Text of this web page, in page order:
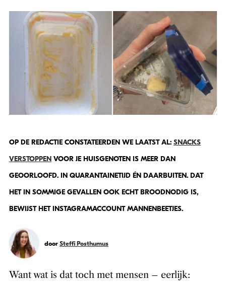
OP DE REDACTIE CONSTATEERDEN WE LAATST AL: SNACKS
VERSTOPPENVOOR JE HUISGENOTEN IS MEER DAN
GEOORLOOFD. IN QUARANTAINETIJD ÉN DAARBUITEN. DAT
HET IN SOMMIGE GEVALLEN OOK ECHT BROODNODIG IS,
BEWIJST HET INSTAGRAMACCOUNT MANNENBEETJES.
door Steffi Posthumus
Want wat is dat toch met mensen – eerlijk: